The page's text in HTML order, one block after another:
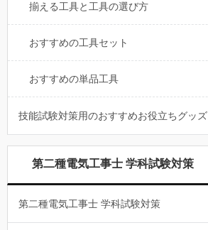
揃える工具と工具の選び方
おすすめの工具セット
おすすめの単品工具
技能試験対策用のおすすめお役立ちグッズ
第二種電気工事士 学科試験対策
第二種電気工事士 学科試験対策